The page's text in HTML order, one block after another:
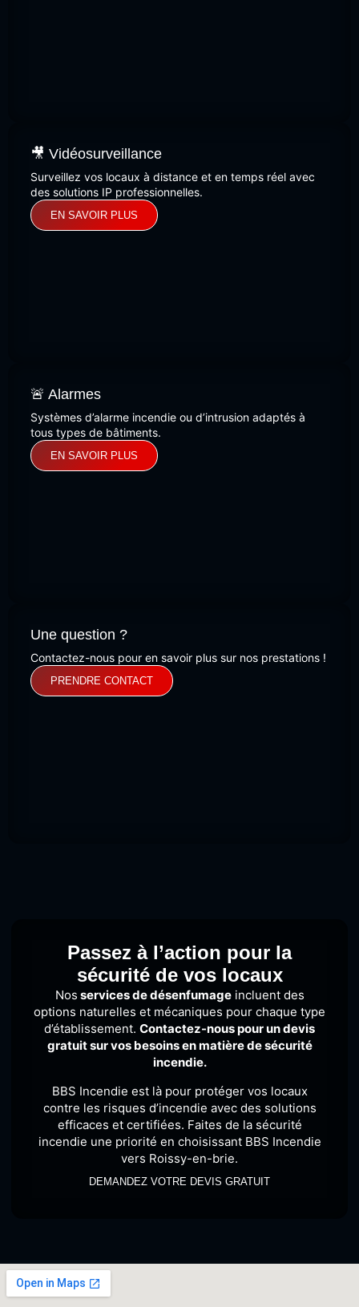
🎥 Vidéosurveillance
Surveillez vos locaux à distance et en temps réel avec
des solutions IP professionnelles.
EN SAVOIR PLUS
🚨 Alarmes
Systèmes d’alarme incendie ou d’intrusion adaptés à
tous types de bâtiments.
EN SAVOIR PLUS
Une question ?
Contactez-nous pour en savoir plus sur nos prestations !
PRENDRE CONTACT
Passez à l’action pour la
sécurité de vos locaux
Nos services de désenfumageincluent des
options naturelles et mécaniques pour chaque type
d’établissement. Contactez-nous pour un devis
gratuit sur vos besoins en matière de sécurité
incendie.
BBS Incendie est là pour protéger vos locaux
contre les risques d’incendie avec des solutions
efficaces et certifiées. Faites de la sécurité
incendie une priorité en choisissant BBS Incendie
vers Roissy-en-brie.
DEMANDEZ VOTRE DEVIS GRATUIT